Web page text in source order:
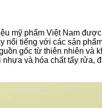
mỹ phẩm Việt Nam
nổi tiếng với các sản
gốc từ thiên nhiên và
và hóa chất tẩy rửa,